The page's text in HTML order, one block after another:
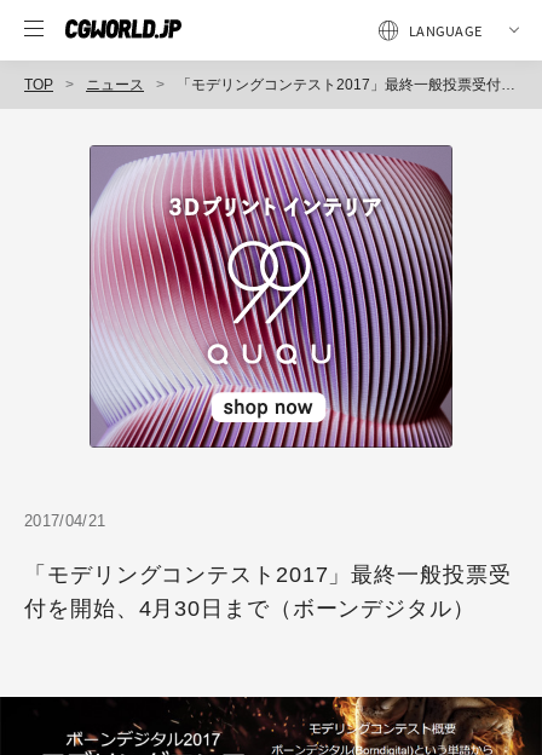
TOP ニュース 「モデリングコンテスト2017」最終一般投票受付を開始、4月30日まで（ボーンデジタル）
2017/04/21
「モデリングコンテスト2017」最終一般投票受
付を開始、4月30日まで（ボーンデジタル）